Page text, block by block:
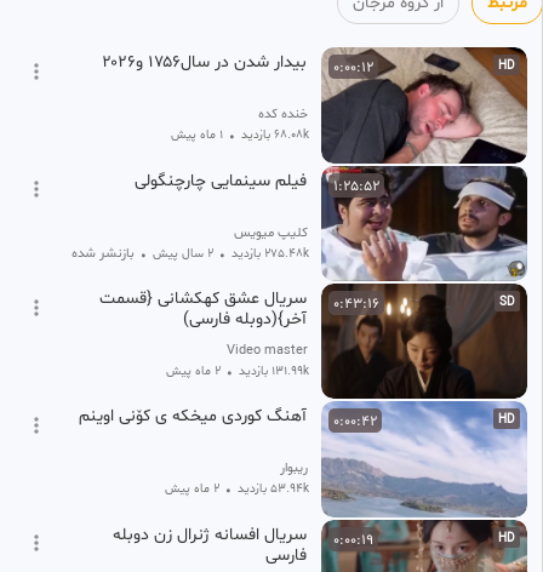
🆔@‌TheMarjanGroup
HD
0:00:12 بیدار شدن در سال۱۷۵۶ و۲۰۲۶
خنده کده
68.08k بازدید • 1 ماه پیش
1:25:52 فیلم سینمایی چارچنگولی
کلیپ میویس
275.48k بازدید • 2 سال پیش • بازنشر شده
SD
0:43:16
سریال عشق کهکشانی {قسمت
آخر}(دوبله فارسی)
Video master
131.99k بازدید • 2 ماه پیش
HD
0:00:42 آهنگ کوردی میخکه ی کۆنی اوینم
ریبوار
53.94k بازدید • 2 ماه پیش
HD
0:00:19
سریال افسانه ژنرال زن دوبله
فارسی